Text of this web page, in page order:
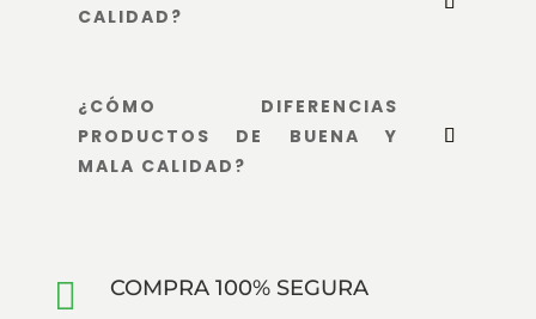
CALIDAD?
¿CÓMO DIFERENCIAS
PRODUCTOS DE BUENA Y
MALA CALIDAD?
 COMPRA 100% SEGURA